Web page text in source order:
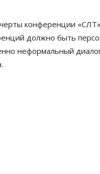
конференции
должно быть
неформальный